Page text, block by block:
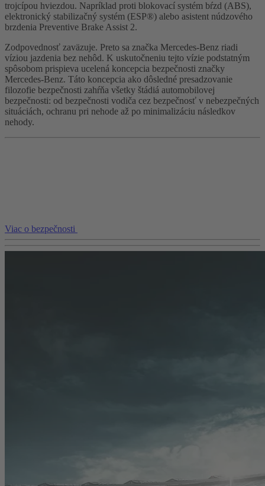
trojcípou hviezdou. Napríklad proti blokovací systém bŕzd (ABS),
elektronický stabilizačný systém (ESP®) alebo asistent núdzového
brzdenia Preventive Brake Assist 2.
Zodpovednosť zaväzuje. Preto sa značka Mercedes-Benz riadi
víziou jazdenia bez nehôd. K uskutočneniu tejto vízie podstatným
spôsobom prispieva ucelená koncepcia bezpečnosti značky
Mercedes-Benz. Táto koncepcia ako dôsledné presadzovanie
filozofie bezpečnosti zahŕňa všetky štádiá automobilovej
bezpečnosti: od bezpečnosti vodiča cez bezpečnosť v nebezpečných
situáciách, ochranu pri nehode až po minimalizáciu následkov
nehody.
Viac o bezpečnosti